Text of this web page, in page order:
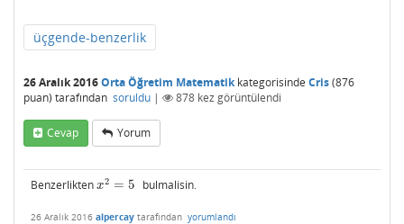
üçgende-benzerlik
26 Aralık 2016Orta Öğretim Matematikkategorisinde Cris(876
puan) tarafından soruldu | 878 kez görüntülendi
Cevap Yorum
Benzerlikten x2 = 5
x2= 5 bulmalisin.
26 Aralık 2016 alpercay tarafından yorumlandı